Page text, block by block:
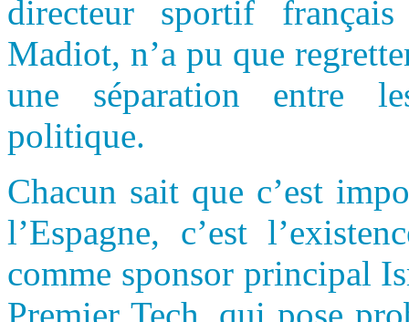
directeur sportif
Madiot, n’a pu que
une séparation entre
politique.
Chacun sait que c’est
l’Espagne, c’est
comme sponsor principal
Premier Tech, qui pose